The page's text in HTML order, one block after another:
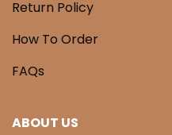
Return Policy
How To Order
FAQs
ABOUT US